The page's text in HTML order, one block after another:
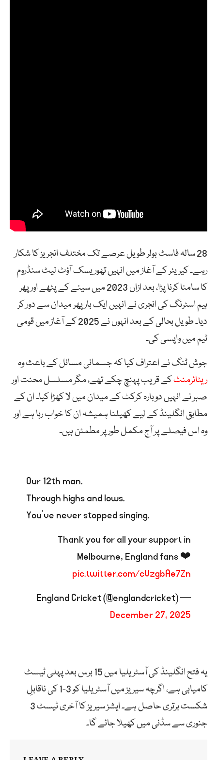
28 سالہ فاسٹ بولر طویل عرصے تک مختلف انجریز کا شکار
رہے۔ کیریئر کے آغاز میں انہیں تھوریسک آؤٹ لیٹ سنڈروم
کا سامنا کرنا پڑا، بعد ازاں 2023 میں سینے کے پٹھے اور پھر
ہیم اسٹرنگ کی انجری نے انہیں ایک بار پھر میدان سے دور کر
دیا۔ طویل بحالی کے بعد انہوں نے 2025 کے آغاز میں قومی
ٹیم میں واپسی کی۔
جوش ٹنگ نے اعتراف کیا کہ جسمانی مسائل کے باعث وہ
ریٹائرمنٹکے قریب پہنچ چکے تھے، مگر مسلسل محنت اور
صبر نے انہیں دوبارہ کرکٹ کے میدان میں لا کھڑا کیا۔ ان کے
مطابق انگلینڈ کے لیے کھیلنا ہمیشہ ان کا خواب رہا ہے اور
وہ اس فیصلے پر آج مکمل طور پر مطمئن ہیں۔
Our 12th man.
Through highs and lows.
You’ve never stopped singing.
Thank you for all your support in
Melbourne, England fans ❤️
pic.twitter.com/cVzgbAe7Zn
— England Cricket (@englandcricket)
December 27, 2025
یہ فتح انگلینڈ کی آسٹریلیا میں 15 برس بعد پہلی ٹیسٹ
کامیابی ہے، اگرچہ سیریز میں آسٹریلیا کو 3-1 کی ناقابلِ
شکست برتری حاصل ہے۔ ایشز سیریز کا آخری ٹیسٹ 3
جنوری سے سڈنی میں کھیلا جائے گا۔